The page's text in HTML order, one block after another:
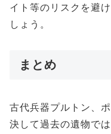
イト等のリスクを避
しょう。
まとめ
古代兵器プルトン、
決して過去の遺物で